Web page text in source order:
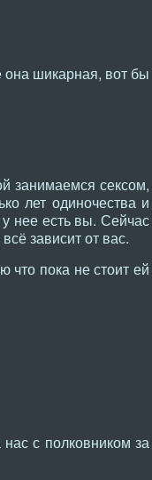
она шикарная, вот бы
занимаемся сексом,
лет одиночества и
у нее есть вы. Сейчас
зависит от вас.
пока не стоит ей
с полковником за